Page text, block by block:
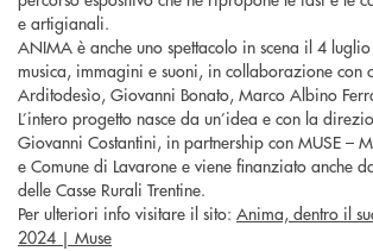
e artigianali.
ANIMA è anche uno spettacolo in scena il 4
musica, immagini e suoni, in collaborazione con
Arditodesìo, Giovanni Bonato, Marco Albino
L’intero progetto nasce da un’idea e con la
Giovanni Costantini, in partnership con MUSE –
e Comune di Lavarone e viene finanziato anche
delle Casse Rurali Trentine.
Per ulteriori info visitare il sito: Anima, dentro il
2024 | Muse